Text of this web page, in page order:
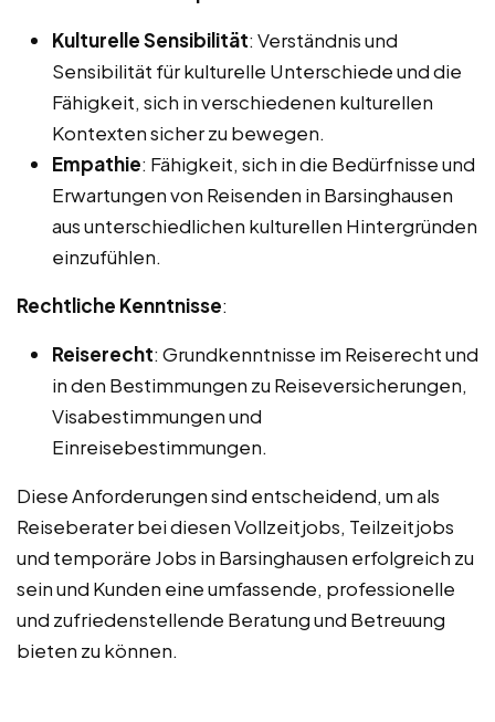
Kulturelle Sensibilität: Verständnis und
Sensibilität für kulturelle Unterschiede und die
Fähigkeit, sich in verschiedenen kulturellen
Kontexten sicher zu bewegen.
Empathie: Fähigkeit, sich in die Bedürfnisse und
Erwartungen von Reisenden in Barsinghausen
aus unterschiedlichen kulturellen Hintergründen
einzufühlen.
Rechtliche Kenntnisse:
Reiserecht: Grundkenntnisse im Reiserecht und
in den Bestimmungen zu Reiseversicherungen,
Visabestimmungen und
Einreisebestimmungen.
Diese Anforderungen sind entscheidend, um als
Reiseberater bei diesen Vollzeitjobs, Teilzeitjobs
und temporäre Jobs in Barsinghausen erfolgreich zu
sein und Kunden eine umfassende, professionelle
und zufriedenstellende Beratung und Betreuung
bieten zu können.